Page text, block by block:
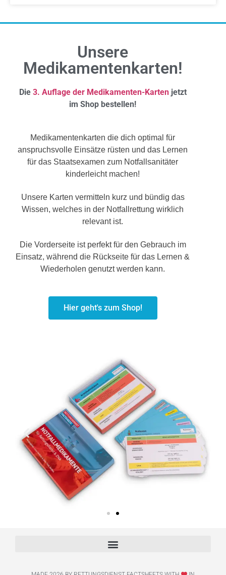
Unsere
Medikamentenkarten!
Die 3. Auflage der Medikamenten-Kartenjetzt
im Shop bestellen!
Medikamentenkarten die dich optimal für
anspruchsvolle Einsätze rüsten und das Lernen
für das Staatsexamen zum Notfallsanitäter
kinderleicht machen!
Unsere Karten vermitteln kurz und bündig das
Wissen, welches in der Notfallrettung wirklich
relevant ist.
Die Vorderseite ist perfekt für den Gebrauch im
Einsatz, während die Rückseite für das Lernen &
Wiederholen genutzt werden kann.
Hier geht's zum Shop!